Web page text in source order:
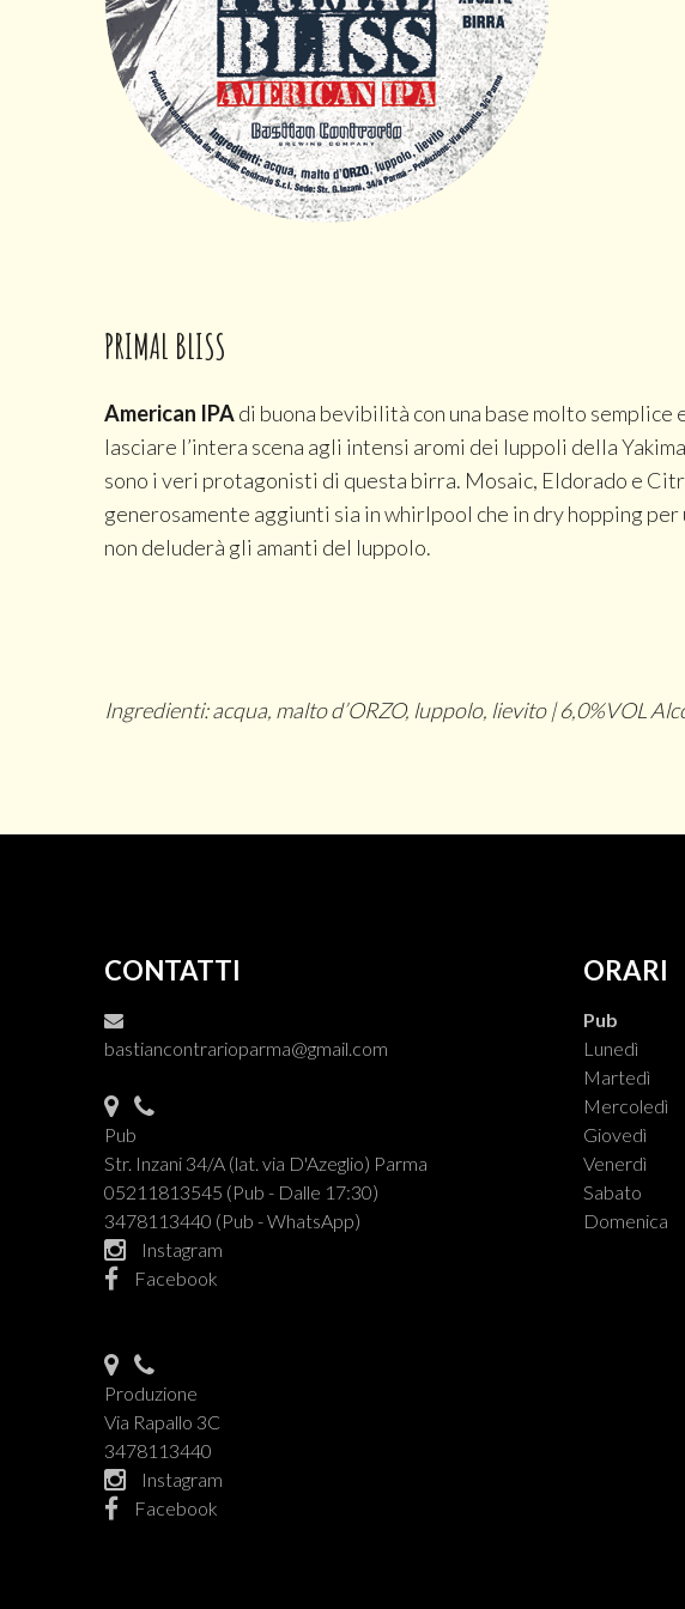
PRIMAL BLISS
American IPAdi buona bevibilità con una base molto semplice
lasciare l’intera scena agli intensi aromi dei luppoli della
sono i veri protagonisti di questa birra. Mosaic, Eldorado e
generosamente aggiunti sia in whirlpool che in dry hopping per
non deluderà gli amanti del luppolo.
Ingredienti: acqua, malto d’ORZO, luppolo, lievito | 6,0%VOL
CONTATTI
bastiancontrarioparma@gmail.com
Pub
Str. Inzani 34/A (lat. via D'Azeglio) Parma
05211813545 (Pub - Dalle 17:30)
3478113440 (Pub - WhatsApp)
Instagram
Facebook
Produzione
Via Rapallo 3C
3478113440
Instagram
Facebook
ORARI
Pub
Lunedì
Martedì
Mercoledì
Giovedì
Venerdì
Sabato
Domenica